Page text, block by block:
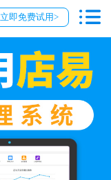
立即免费试用>